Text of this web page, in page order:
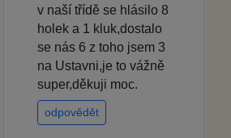
v naší třídě se hlásilo 8
holek a 1 kluk,dostalo
se nás 6 z toho jsem 3
na Ustavni,je to vážně
super,děkuji moc.
odpovědět